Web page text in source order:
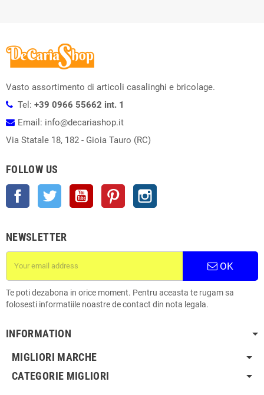
Vasto assortimento di articoli casalinghi e bricolage.
Tel: +39 0966 55662 int. 1
Email: info@decariashop.it
Via Statale 18, 182 - Gioia Tauro (RC)
FOLLOW US
Facebook Twitter YouTube Pinterest
NEWSLETTER
OK
Te poti dezabona in orice moment. Pentru aceasta te rugam sa
folosesti informatiile noastre de contact din nota legala.
INFORMATION
MIGLIORI MARCHE
CATEGORIE MIGLIORI